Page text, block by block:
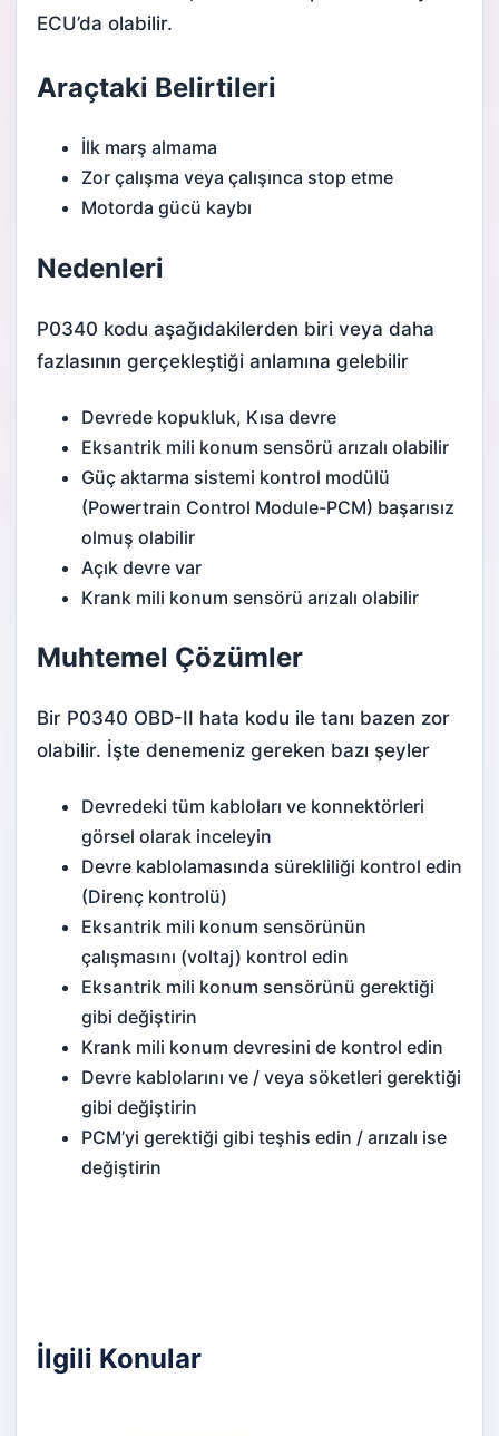
ECU’da olabilir.
Araçtaki Belirtileri
İlk marş almama
Zor çalışma veya çalışınca stop etme
Motorda gücü kaybı
Nedenleri
P0340 kodu aşağıdakilerden biri veya daha
fazlasının gerçekleştiği anlamına gelebilir
Devrede kopukluk, Kısa devre
Eksantrik mili konum sensörü arızalı olabilir
Güç aktarma sistemi kontrol modülü
(Powertrain Control Module-PCM) başarısız
olmuş olabilir
Açık devre var
Krank mili konum sensörü arızalı olabilir
Muhtemel Çözümler
Bir P0340 OBD-II hata kodu ile tanı bazen zor
olabilir. İşte denemeniz gereken bazı şeyler
Devredeki tüm kabloları ve konnektörleri
görsel olarak inceleyin
Devre kablolamasında sürekliliği kontrol edin
(Direnç kontrolü)
Eksantrik mili konum sensörünün
çalışmasını (voltaj) kontrol edin
Eksantrik mili konum sensörünü gerektiği
gibi değiştirin
Krank mili konum devresini de kontrol edin
Devre kablolarını ve / veya söketleri gerektiği
gibi değiştirin
PCM’yi gerektiği gibi teşhis edin / arızalı ise
değiştirin
İlgili Konular